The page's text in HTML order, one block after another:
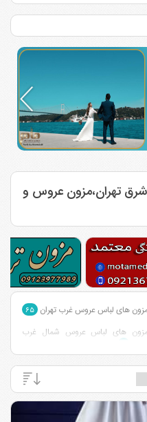
تهران،مزون عروس و
های لباس عروس غرب تهران ۶۵
مزون های لباس عروس شمال غرب
های لباس عروس جنوب تهران
های لباس عروس سعادت آباد
تهران